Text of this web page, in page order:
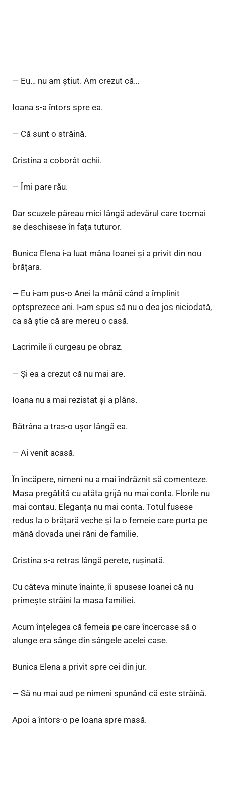
— Eu… nu am știut. Am crezut că…
Ioana s-a întors spre ea.
— Că sunt o străină.
Cristina a coborât ochii.
— Îmi pare rău.
Dar scuzele păreau mici lângă adevărul care tocmai
se deschisese în fața tuturor.
Bunica Elena i-a luat mâna Ioanei și a privit din nou
brățara.
— Eu i-am pus-o Anei la mână când a împlinit
optsprezece ani. I-am spus să nu o dea jos niciodată,
ca să știe că are mereu o casă.
Lacrimile îi curgeau pe obraz.
— Și ea a crezut că nu mai are.
Ioana nu a mai rezistat și a plâns.
Bătrâna a tras-o ușor lângă ea.
— Ai venit acasă.
În încăpere, nimeni nu a mai îndrăznit să comenteze.
Masa pregătită cu atâta grijă nu mai conta. Florile nu
mai contau. Eleganța nu mai conta. Totul fusese
redus la o brățară veche și la o femeie care purta pe
mână dovada unei răni de familie.
Cristina s-a retras lângă perete, rușinată.
Cu câteva minute înainte, îi spusese Ioanei că nu
primește străini la masa familiei.
Acum înțelegea că femeia pe care încercase să o
alunge era sânge din sângele acelei case.
Bunica Elena a privit spre cei din jur.
— Să nu mai aud pe nimeni spunând că este străină.
Apoi a întors-o pe Ioana spre masă.